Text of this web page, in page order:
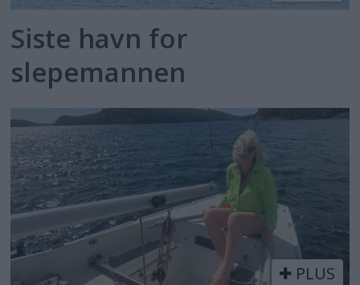
Siste havn for
slepemannen
PLUS